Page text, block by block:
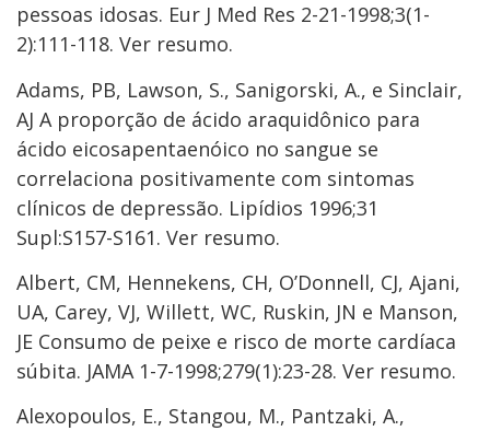
pessoas idosas. Eur J Med Res 2-21-1998;3(1-
2):111-118. Ver resumo.
Adams, PB, Lawson, S., Sanigorski, A., e Sinclair,
AJ A proporção de ácido araquidônico para
ácido eicosapentaenóico no sangue se
correlaciona positivamente com sintomas
clínicos de depressão. Lipídios 1996;31
Supl:S157-S161. Ver resumo.
Albert, CM, Hennekens, CH, O’Donnell, CJ, Ajani,
UA, Carey, VJ, Willett, WC, Ruskin, JN e Manson,
JE Consumo de peixe e risco de morte cardíaca
súbita. JAMA 1-7-1998;279(1):23-28. Ver resumo.
Alexopoulos, E., Stangou, M., Pantzaki, A.,